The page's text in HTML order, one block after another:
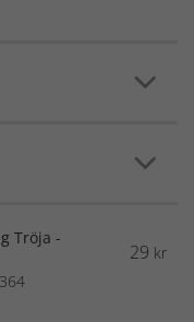
Tröja -
29 kr